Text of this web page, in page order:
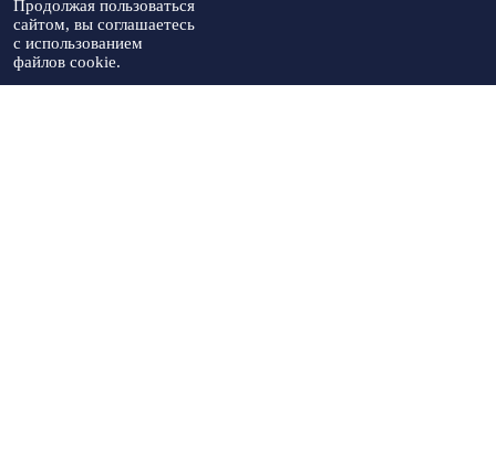
При использовании материалов
необходимо указывать источник
публикации
Продолжая пользоваться
сайтом, вы соглашаетесь
с использованием
файлов cookie.